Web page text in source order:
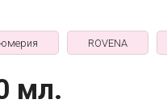
ROVENA
мл.